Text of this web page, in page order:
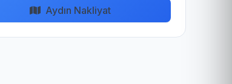
Aydın Nakliyat